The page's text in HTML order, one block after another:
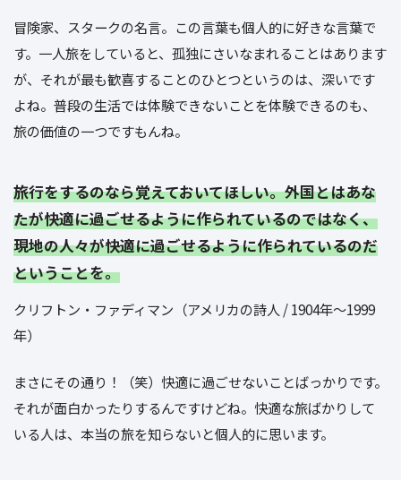
冒険家、スタークの名言。この言葉も個人的に好きな言葉で
す。一人旅をしていると、孤独にさいなまれることはあります
が、それが最も歓喜することのひとつというのは、深いです
よね。普段の生活では体験できないことを体験できるのも、
旅の価値の一つですもんね。
旅行をするのなら覚えておいてほしい。外国とはあな
たが快適に過ごせるように作られているのではなく、
現地の人々が快適に過ごせるように作られているのだ
ということを。
クリフトン・ファディマン（アメリカの詩人 / 1904年〜1999
年）
まさにその通り！（笑）快適に過ごせないことばっかりです。
それが面白かったりするんですけどね。快適な旅ばかりして
いる人は、本当の旅を知らないと個人的に思います。